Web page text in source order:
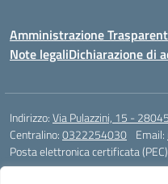
Amministrazione
Note legaliDichiarazione di
Indirizzo:Via Pulazzini, 15 -
Centralino:0322254030 Email:
Posta elettronica certificata